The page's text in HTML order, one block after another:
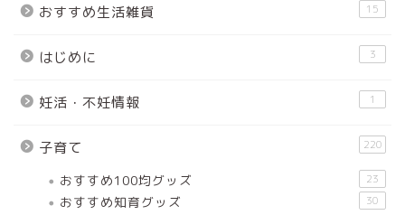
おすすめ生活雑貨 15
はじめに 3
妊活・不妊情報 1
子育て 220
おすすめ100均グッズ 23
おすすめ知育グッズ 30